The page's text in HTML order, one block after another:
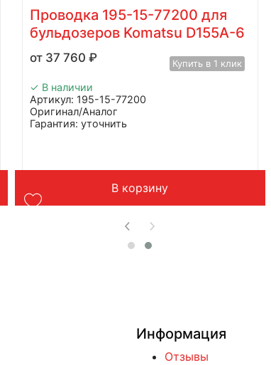
Проводка 195-15-77200 для
бульдозеров Komatsu D155A-6
37 760 ₽ Купить в 1 клик
✓ В наличии
Артикул: 195-15-77200
Оригинал/Аналог
Гарантия: уточнить
Komatsu
В корзину
Информация
Отзывы